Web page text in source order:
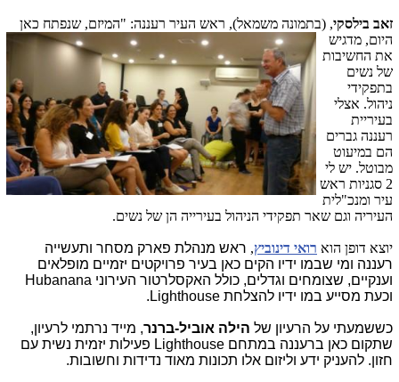
זאב בילסקי, (בתמונה משמאל), ראש העיר רעננה: "המיזם, שנפתח כאן
היום, מדגיש
את החשיבות
של נשים
בתפקידי
ניהול. אצלי
בעיריית
רעננה גברים
הם במיעוט
מבוטל. יש לי
2 סגניות ראש
עיר ומנכ"לית
העיריה וגם שאר תפקידי הניהול בעירייה הן של נשים.
יוצא דופן הוא רואי דינוביץ, ראש מנהלת פארק מסחר ותעשייה
רעננה ומי שבמו ידיו הקים כאן בעיר פרויקטים יזמיים מופלאים
וענקיים, שצומחים וגדלים, כולל האקסלרטור העירוני Hubanana
וכעת מסייע במו ידיו להצלחת Lighthouse.
כששמעתי על הרעיון של הילה אוביל-ברנר, מייד נרתמי לרעיון,
שתקום כאן ברעננה במתחם Lighthouse פעילות יזמית נשית עם
חזון. להעניק ידע וליזום אלו תכונות מאוד נדידות וחשובות.